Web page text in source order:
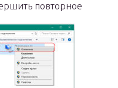
повторное